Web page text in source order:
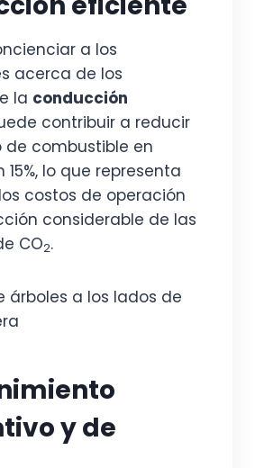
a los
acerca de los
la conducción
contribuir a reducir
de combustible en
lo que representa
costos de operación
considerable de las
CO2.
y de